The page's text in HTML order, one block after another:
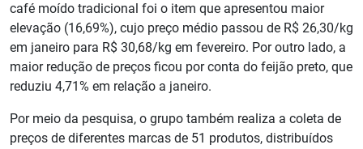
café moído tradicional foi o item que apresentou maior
elevação (16,69%), cujo preço médio passou de R$ 26,30/kg
em janeiro para R$ 30,68/kg em fevereiro. Por outro lado, a
maior redução de preços ficou por conta do feijão preto, que
reduziu 4,71% em relação a janeiro.
Por meio da pesquisa, o grupo também realiza a coleta de
preços de diferentes marcas de 51 produtos, distribuídos